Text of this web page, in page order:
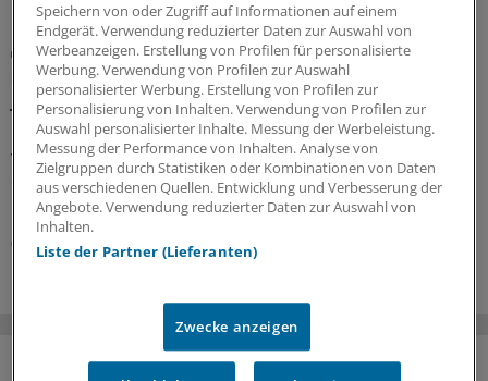
GKV-Spargesetz
Sparliste der KBV: So hoch könnten die Verluste
jeder Praxis sein
Die Kassenärztliche Bundesvereinigung hat eine Liste
vorgelegt, in der sie die möglichen finanziellen Folgen
des GKV-Spargesetzes pro Ärztin bzw. Arzt auflistet. Die
Unterschiede zwischen Haus- und Fachärzten sind groß.
05.08.2026
Speichern von oder Zugriff auf Informationen auf einem
Endgerät. Verwendung reduzierter Daten zur Auswahl von
Werbeanzeigen. Erstellung von Profilen für personalisierte
Werbung. Verwendung von Profilen zur Auswahl
personalisierter Werbung. Erstellung von Profilen zur
Personalisierung von Inhalten. Verwendung von Profilen zur
Auswahl personalisierter Inhalte. Messung der Werbeleistung.
Messung der Performance von Inhalten. Analyse von
Zielgruppen durch Statistiken oder Kombinationen von Daten
aus verschiedenen Quellen. Entwicklung und Verbesserung der
Angebote. Verwendung reduzierter Daten zur Auswahl von
Inhalten.
Liste der Partner (Lieferanten)
Zwecke anzeigen